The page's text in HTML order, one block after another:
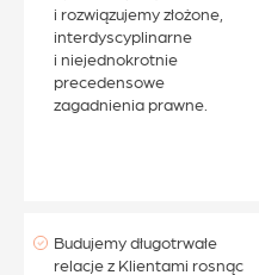
i rozwiązujemy złożone,
interdyscyplinarne
i niejednokrotnie
precedensowe
zagadnienia prawne.
Budujemy długotrwałe
relacje z Klientami rosnąc